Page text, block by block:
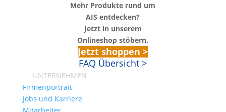
Mehr Produkte rund um
AIS entdecken?
Jetzt in unserem
Onlineshop stöbern.
Jetzt shoppen >
FAQ Übersicht >
UNTERNEHMEN
Firmenportrait
Jobs und Karriere
Mitarbeiter